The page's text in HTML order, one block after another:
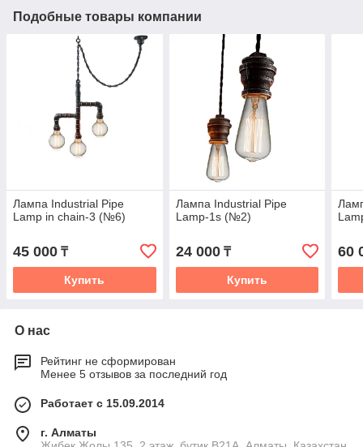
Подобные товары компании
Лампа Industrial Pipe
Lamp in chain-3 (№6)
45 000 ₸
Купить
Лампа Industrial Pipe
Lamp-1s (№2)
24 000₸
Купить
60
О нас
Рейтинг не сформирован
Менее 5 отзывов за последний год
Работает с 15.09.2014
г. Алматы